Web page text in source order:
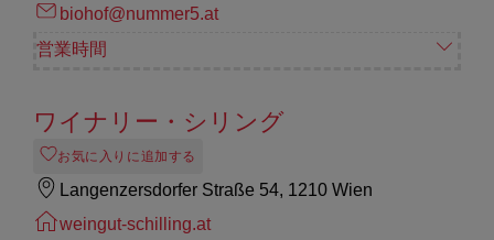
biohof@nummer5.at
営業時間
ワイナリー・シリング
お気に入りに追加する
Langenzersdorfer Straße 54, 1210 Wien
weingut-schilling.at